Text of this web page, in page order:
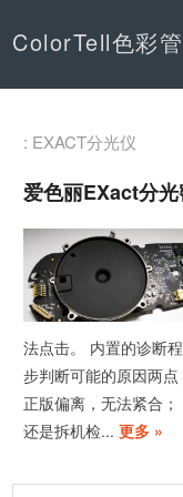
ColorTell色彩
: EXACT分光仪
爱色丽eXact分
法点击。 内置的诊断
步判断可能的原因两
正版偏离，无法紧合
还是拆机检...更多 »